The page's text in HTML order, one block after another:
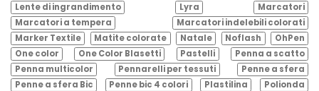
Lente di ingrandimento
Lyra
Marcatori
Marcatori a tempera
Marcatori indelebili colorati
Marker Textile
Matite colorate Natale Noflash
OhPen
One color
One Color Blasetti Pastelli
Penna a scatto
Penna multicolor
Pennarelli per tessuti
Penne a sfera
Penne a sfera Bic
Penne bic 4 colori Plastilina
Polionda